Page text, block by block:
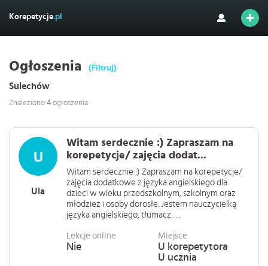
Korepetycje.pl
Ogłoszenia (Filtruj)
Sulechów
Znaleziono 4 ogłoszenia
Ula
Witam serdecznie :) Zapraszam na
korepetycje/ zajęcia dodat...
Witam serdecznie :) Zapraszam na korepetycje/
zajęcia dodatkowe z języka angielskiego dla
dzieci w wieku przedszkolnym, szkolnym oraz
młodzież i osoby dorosłe. Jestem nauczycielką
języka angielskiego, tłumacz . . .
Lekcje online
Nie
Miejsce
U korepetytora
U ucznia